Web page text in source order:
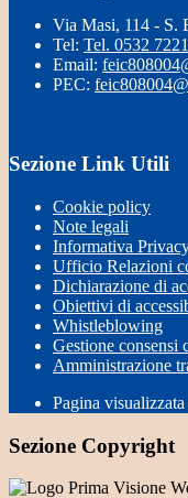
Via Masi, 114 - S.
Tel: Tel. 0532
Email:
PEC:
Sezione Link Utili
Cookie policy
Note legali
Informativa
Ufficio Relazioni
Dichiarazione di
Obiettivi di
Whistleblowing
Gestione consensi
Amministrazione
Pagina visualizzata
Sezione Copyright